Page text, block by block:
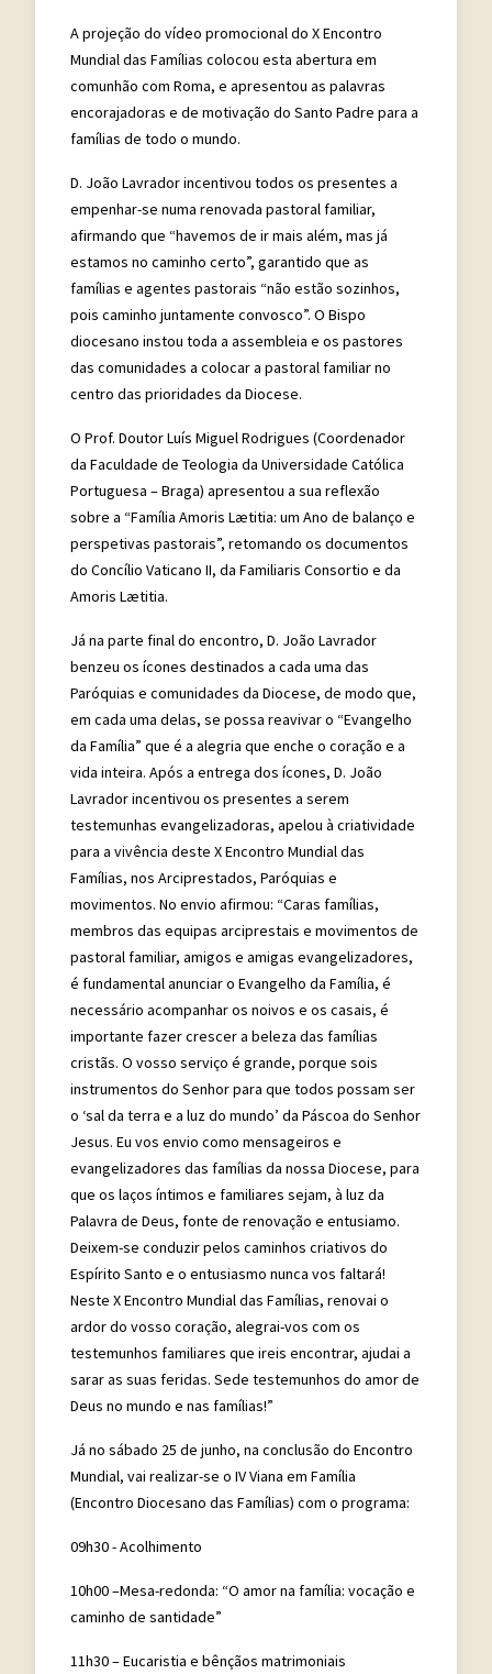
A projeção do vídeo promocional do X Encontro
Mundial das Famílias colocou esta abertura em
comunhão com Roma, e apresentou as palavras
encorajadoras e de motivação do Santo Padre para a
famílias de todo o mundo.
D. João Lavrador incentivou todos os presentes a
empenhar-se numa renovada pastoral familiar,
afirmando que “havemos de ir mais além, mas já
estamos no caminho certo”, garantido que as
famílias e agentes pastorais “não estão sozinhos,
pois caminho juntamente convosco”. O Bispo
diocesano instou toda a assembleia e os pastores
das comunidades a colocar a pastoral familiar no
centro das prioridades da Diocese.
O Prof. Doutor Luís Miguel Rodrigues (Coordenador
da Faculdade de Teologia da Universidade Católica
Portuguesa – Braga) apresentou a sua reflexão
sobre a “Família Amoris Lætitia: um Ano de balanço e
perspetivas pastorais”, retomando os documentos
do Concílio Vaticano II, da Familiaris Consortio e da
Amoris Lætitia.
Já na parte final do encontro, D. João Lavrador
benzeu os ícones destinados a cada uma das
Paróquias e comunidades da Diocese, de modo que,
em cada uma delas, se possa reavivar o “Evangelho
da Família” que é a alegria que enche o coração e a
vida inteira. Após a entrega dos ícones, D. João
Lavrador incentivou os presentes a serem
testemunhas evangelizadoras, apelou à criatividade
para a vivência deste X Encontro Mundial das
Famílias, nos Arciprestados, Paróquias e
movimentos. No envio afirmou: “Caras famílias,
membros das equipas arciprestais e movimentos de
pastoral familiar, amigos e amigas evangelizadores,
é fundamental anunciar o Evangelho da Família, é
necessário acompanhar os noivos e os casais, é
importante fazer crescer a beleza das famílias
cristãs. O vosso serviço é grande, porque sois
instrumentos do Senhor para que todos possam ser
o ‘sal da terra e a luz do mundo’ da Páscoa do Senhor
Jesus. Eu vos envio como mensageiros e
evangelizadores das famílias da nossa Diocese, para
que os laços íntimos e familiares sejam, à luz da
Palavra de Deus, fonte de renovação e entusiamo.
Deixem-se conduzir pelos caminhos criativos do
Espírito Santo e o entusiasmo nunca vos faltará!
Neste X Encontro Mundial das Famílias, renovai o
ardor do vosso coração, alegrai-vos com os
testemunhos familiares que ireis encontrar, ajudai a
sarar as suas feridas. Sede testemunhos do amor de
Deus no mundo e nas famílias!”
Já no sábado 25 de junho, na conclusão do Encontro
Mundial, vai realizar-se o IV Viana em Família
(Encontro Diocesano das Famílias) com o programa:
09h30 - Acolhimento
10h00 –Mesa-redonda: “O amor na família: vocação e
caminho de santidade”
11h30 – Eucaristia e bênçãos matrimoniais